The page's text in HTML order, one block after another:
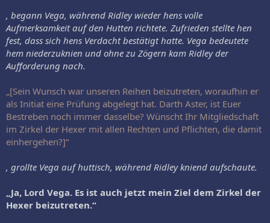
, begann Vega, während Ridley wieder hens volle
Aufmerksamkeit auf den Hutten richtete. Zufrieden stellte hen
fest, dass sich hens Verdacht bestätigt hatte. Vega bedeutete
hem niederzuknien und ohne zu Zögern kam Ridley der
Aufforderung nach.
„[Sein Wunsch war unseren Reihen beizutreten, woraufhin er
als Initiat eine Prüfung abgelegt hat. Darth Aster, ist Euer
Bestreben noch immer dasselbe? Wünscht Ihr Mitgliedschaft
im Zirkel der Hexer mit allen Rechten und Pflichten, die damit
einhergehen?]“
, grollte Vega auf huttisch, während Ridley kniend aufschaute.
„Ja, Lord Vega. Es ist auch jetzt mein Ziel dem Zirkel der
Hexer beizutreten.“